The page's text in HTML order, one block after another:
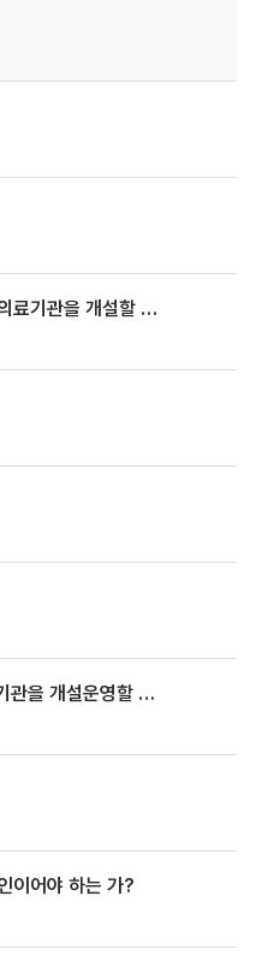
의료법인이 전문과목을 표시하여 의료기관을 개설할 수 있는가?
의료법인의 이사(장)이 다른 의료기관을 개설운영할 수 있는지 여부?
이어야 하는 가?